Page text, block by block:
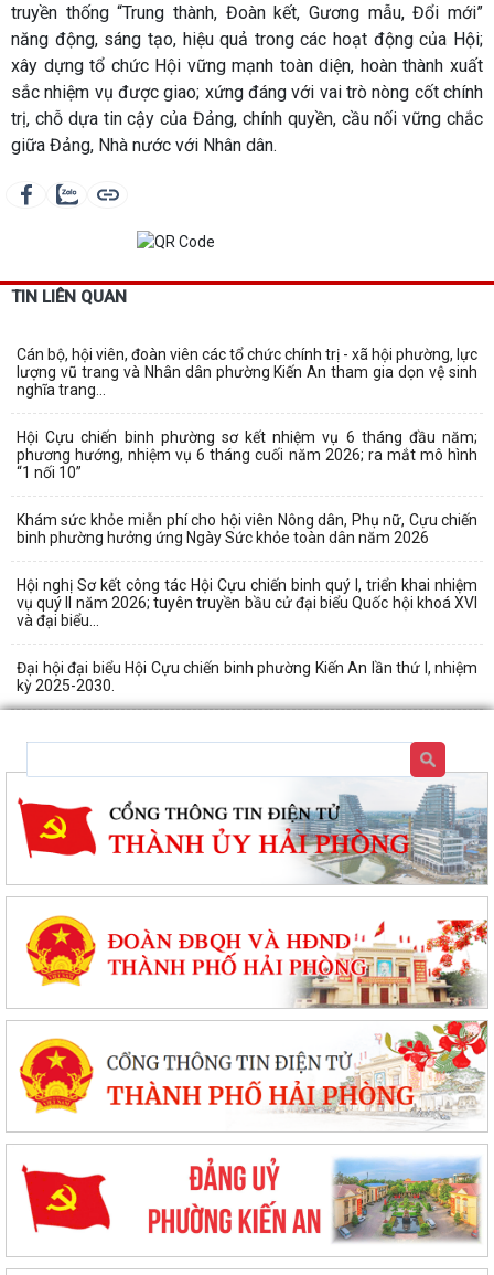
truyền thống “Trung thành, Đoàn kết, Gương mẫu, Đổi mới”
năng động, sáng tạo, hiệu quả trong các hoạt động của Hội;
xây dựng tổ chức Hội vững mạnh toàn diện, hoàn thành xuất
sắc nhiệm vụ được giao; xứng đáng với vai trò nòng cốt chính
trị, chỗ dựa tin cậy của Đảng, chính quyền, cầu nối vững chắc
giữa Đảng, Nhà nước với Nhân dân.
TIN LIÊN QUAN
Cán bộ, hội viên, đoàn viên các tổ chức chính trị - xã hội phường, lực
lượng vũ trang và Nhân dân phường Kiến An tham gia dọn vệ sinh
nghĩa trang...
Hội Cựu chiến binh phường sơ kết nhiệm vụ 6 tháng đầu năm;
phương hướng, nhiệm vụ 6 tháng cuối năm 2026; ra mắt mô hình
“1 nối 10”
Khám sức khỏe miễn phí cho hội viên Nông dân, Phụ nữ, Cựu chiến
binh phường hưởng ứng Ngày Sức khỏe toàn dân năm 2026
Hội nghị Sơ kết công tác Hội Cựu chiến binh quý I, triển khai nhiệm
vụ quý II năm 2026; tuyên truyền bầu cử đại biểu Quốc hội khoá XVI
và đại biểu...
Đại hội đại biểu Hội Cựu chiến binh phường Kiến An lần thứ I, nhiệm
kỳ 2025-2030.